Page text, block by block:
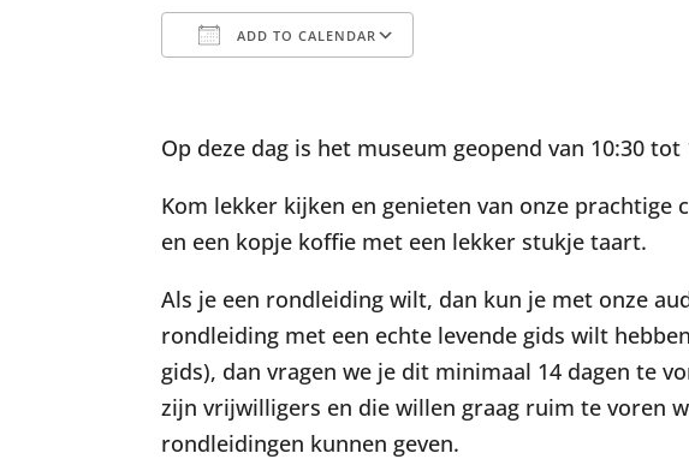
ADD TO CALENDAR
Op deze dag is het museum geopend van 10:30 tot
Kom lekker kijken en genieten van onze
en een kopje koffie met een lekker stukje taart.
Als je een rondleiding wilt, dan kun je met onze
rondleiding met een echte levende gids wilt
gids), dan vragen we je dit minimaal 14 dagen te
zijn vrijwilligers en die willen graag ruim te voren
rondleidingen kunnen geven.